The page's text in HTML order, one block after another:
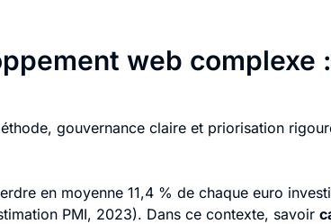
web complexe
gouvernance claire et priorisation
en moyenne 11,4 % de chaque euro
PMI, 2023). Dans ce contexte, savoir